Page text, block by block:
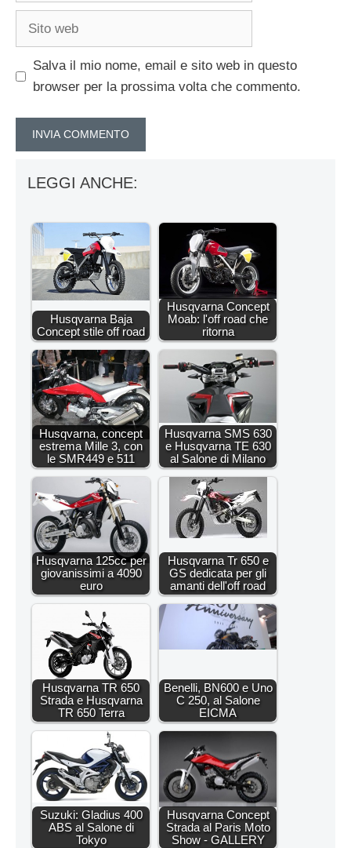
Sito
Salva il mio nome, email e sito web in questo
browser per la prossima volta che commento.
LEGGI ANCHE:
Husqvarna Baja
Concept stile off road
Husqvarna Concept
Moab: l'off road che
ritorna
Husqvarna, concept
estrema Mille 3, con
le SMR449 e 511
Husqvarna SMS 630
e Husqvarna TE 630
al Salone di Milano
Husqvarna 125cc per
giovanissimi a 4090
euro
Husqvarna Tr 650 e
GS dedicata per gli
amanti dell'off road
Husqvarna TR 650
Strada e Husqvarna
TR 650 Terra
Benelli, BN600 e Uno
C 250, al Salone
EICMA
Suzuki: Gladius 400
ABS al Salone di
Tokyo
Husqvarna Concept
Strada al Paris Moto
Show - GALLERY